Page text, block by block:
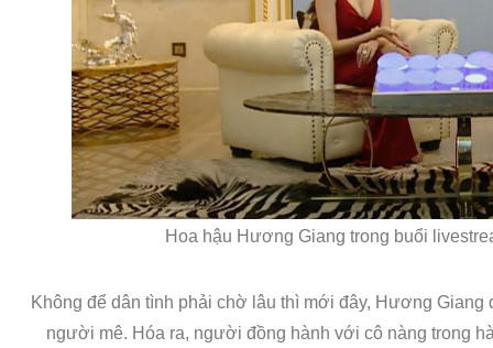
Hoa hậu Hương Giang trong buổi
Không để dân tình phải chờ lâu thì mới đây, Hương
người mê. Hóa ra, người đồng hành với cô nàng trong